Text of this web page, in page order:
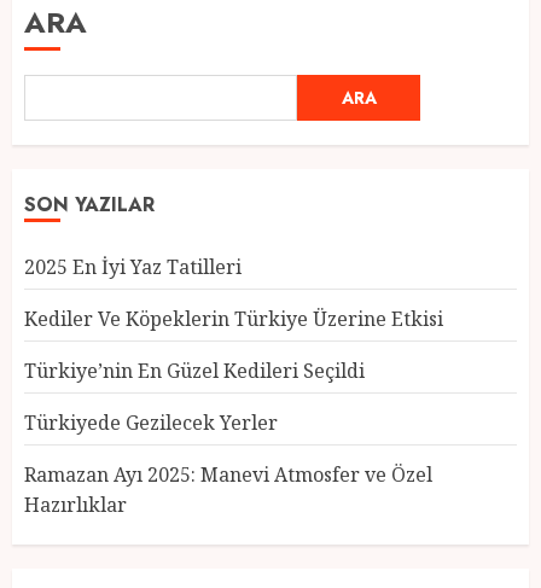
ARA
ARA
SON YAZILAR
2025 En İyi Yaz Tatilleri
Kediler Ve Köpeklerin Türkiye Üzerine Etkisi
Türkiye’nin En Güzel Kedileri Seçildi
Türkiyede Gezilecek Yerler
Ramazan Ayı 2025: Manevi Atmosfer ve Özel
Hazırlıklar
Türkiye’nin En Güzel Kedileri
Seçildi
12 MART 2025